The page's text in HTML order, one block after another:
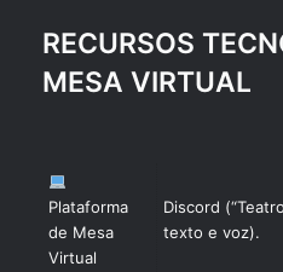
RECURSOS
MESA VIRTUAL
Plataforma
de Mesa
Virtual
Discord
texto e voz).